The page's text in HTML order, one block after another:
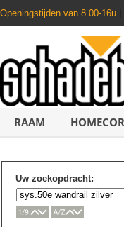
Openingstijden van 8.00-16u
RAAM
Uw zoekopdracht: